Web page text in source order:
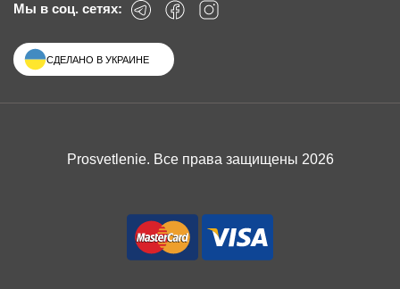
Мы в соц. сетях:
СДЕЛАНО В УКРАИНЕ
Prosvetlenie. Все права защищены 2026